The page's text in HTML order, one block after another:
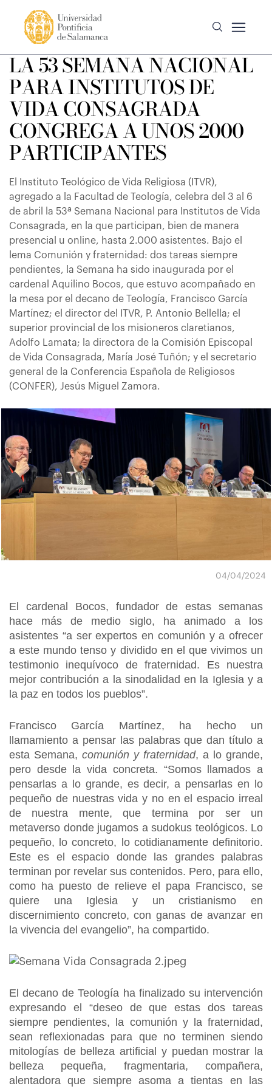
LA 53 SEMANA NACIONAL
PARA INSTITUTOS DE
VIDA CONSAGRADA
CONGREGA A UNOS 2000
PARTICIPANTES
El Instituto Teológico de Vida Religiosa (ITVR),
agregado a la Facultad de Teología, celebra del 3 al 6
de abril la 53ª Semana Nacional para Institutos de Vida
Consagrada, en la que participan, bien de manera
presencial u online, hasta 2.000 asistentes. Bajo el
lema Comunión y fraternidad: dos tareas siempre
pendientes, la Semana ha sido inaugurada por el
cardenal Aquilino Bocos, que estuvo acompañado en
la mesa por el decano de Teología, Francisco García
Martínez; el director del ITVR, P. Antonio Bellella; el
superior provincial de los misioneros claretianos,
Adolfo Lamata; la directora de la Comisión Episcopal
de Vida Consagrada, María José Tuñón; y el secretario
general de la Conferencia Española de Religiosos
(CONFER), Jesús Miguel Zamora.
04/04/2024
El cardenal Bocos, fundador de estas semanas
hace más de medio siglo, ha animado a los
asistentes “a ser expertos en comunión y a ofrecer
a este mundo tenso y dividido en el que vivimos un
testimonio inequívoco de fraternidad. Es nuestra
mejor contribución a la sinodalidad en la Iglesia y a
la paz en todos los pueblos”.
Francisco García Martínez, ha hecho un
llamamiento a pensar las palabras que dan título a
esta Semana, comunión y fraternidad, a lo grande,
pero desde la vida concreta. “Somos llamados a
pensarlas a lo grande, es decir, a pensarlas en lo
pequeño de nuestras vida y no en el espacio irreal
de nuestra mente, que termina por ser un
metaverso donde jugamos a sudokus teológicos. Lo
pequeño, lo concreto, lo cotidianamente definitorio.
Este es el espacio donde las grandes palabras
terminan por revelar sus contenidos. Pero, para ello,
como ha puesto de relieve el papa Francisco, se
quiere una Iglesia y un cristianismo en
discernimiento concreto, con ganas de avanzar en
la vivencia del evangelio”, ha compartido.
El decano de Teología ha finalizado su intervención
expresando el “deseo de que estas dos tareas
siempre pendientes, la comunión y la fraternidad,
sean reflexionadas para que no terminen siendo
mitologías de belleza artificial y puedan mostrar la
belleza pequeña, fragmentaria, compañera,
alentadora que siempre asoma a tientas en las